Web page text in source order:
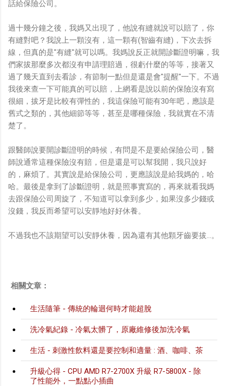
話給保險公司。
過十幾分鐘之後，我媽又出現了，他說有縫就說可以賠了，你
有縫對吧？我說上一顆沒有，這一顆有(智齒有縫)，下次去拆
線，但真的是"有縫"就可以嗎。我媽說反正就開診斷證明嘛，我
們家拔那麼多次都沒有申請理賠過，很虧什麼的等等，接著又
過了幾天直到去看診，有節制一點但是還是會"提醒"一下。不過
我後來查一下可能真的可以賠，上網看是說以前的保險沒有寫
很細，拔牙是比較有彈性的，我這保險可能有30年吧，應該是
舊式之類的，其他細節等等，甚至是哪種保險，我就實在不清
楚了。
跟醫師說要開診斷證明的時候，有問是不是要給保險公司，醫
師說通常這種保險沒有賠，但是還是可以幫我開，我只說好
的，麻煩了。其實說是給保險公司，更應該說是給我媽的，哈
哈。最後是拿到了診斷證明，就是照事實寫的，再來就看我媽
去跟保險公司周旋了，不知道可以拿到多少，如果沒多少錢或
沒錢，我反而希望可以安靜地好好休養。
不過我也不該期望可以安靜休養，因為還有其他顆牙齒要拔...。
相關文章：
生活隨筆 - 傳統的輪迴何時才能超脫
洗冷氣紀錄 - 冷氣太髒了，原廠維修後加洗冷氣
生活 - 刺激性飲料還是要控制和適量 : 酒、咖啡、茶
升級心得 - CPU AMD R7-2700X 升級 R7-5800X - 除
了性能外，一點點小插曲